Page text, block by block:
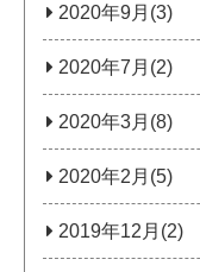
2020年9月(3)
2020年7月(2)
2020年3月(8)
2020年2月(5)
2019年12月(2)